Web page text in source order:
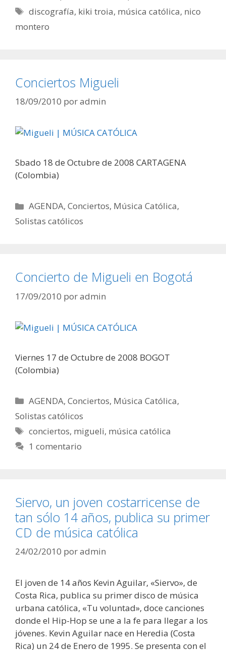
Etiquetas
discografía, kiki troia, música católica, nico
montero
Conciertos Migueli
18/09/2010 poradmin
Sbado 18 de Octubre de 2008 CARTAGENA
(Colombia)
Categorías
AGENDA,Conciertos, Música Católica,
Solistas católicos
Concierto de Migueli en Bogotá
17/09/2010 poradmin
Viernes 17 de Octubre de 2008 BOGOT
(Colombia)
Categorías
AGENDA,Conciertos, Música Católica,
Solistas católicos
Etiquetas
conciertos, migueli, música católica
1 comentario
Siervo, un joven costarricense de
tan sólo 14 años, publica su primer
CD de música católica
24/02/2010 poradmin
El joven de 14 años Kevin Aguilar, «Siervo», de
Costa Rica, publica su primer disco de música
urbana católica, «Tu voluntad», doce canciones
donde el Hip-Hop se une a la fe para llegar a los
jóvenes. Kevin Aguilar nace en Heredia (Costa
Rica) un 24 de Enero de 1995. Se presenta con el